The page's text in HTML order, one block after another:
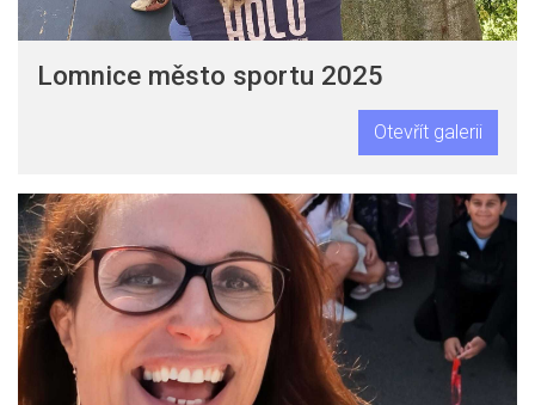
Lomnice město sportu 2025
Otevřít galerii